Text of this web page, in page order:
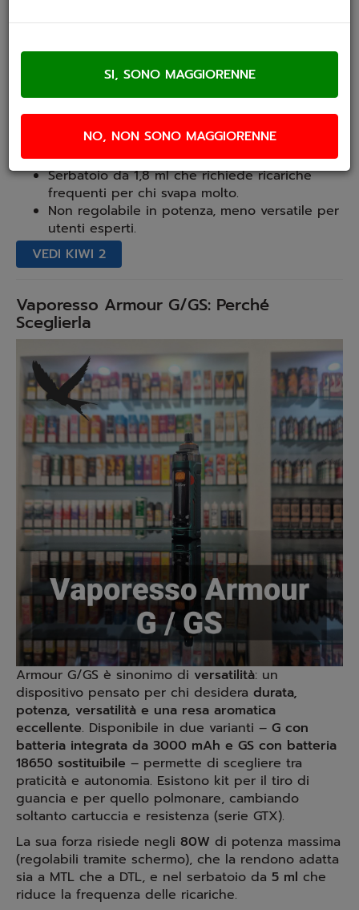
Tiro MTL bilanciato e simile a quello della
Facilissima da usare.
Boccaglio in cotone per un'esperienza più
Serbatoio da 1,8 ml che richiede ricariche
frequenti per chi svapa molto.
Non regolabile in potenza, meno versatile per
utenti esperti.
VEDI KIWI 2
Vaporesso Armour G/GS: Perché
Sceglierla
Armour G/GS è sinonimo di versatilità: un
dispositivo pensato per chi desidera durata,
potenza, versatilità e una resa aromatica
eccellente. Disponibile in due varianti – G con
batteria integrata da 3000 mAh e GS con batteria
18650 sostituibile – permette di scegliere tra
praticità e autonomia. Esistono kit per il tiro di
guancia e per quello polmonare, cambiando
soltanto cartuccia e resistenza (serie GTX).
La sua forza risiede negli 80W di potenza massima
(regolabili tramite schermo), che la rendono adatta
sia a MTL che a DTL, e nel serbatoio da 5 ml che
riduce la frequenza delle ricariche.
NO, NON SONO MAGGIORENNE